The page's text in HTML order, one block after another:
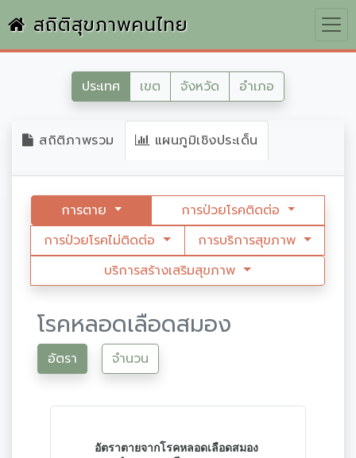
สถิติสุขภาพคนไทย
ประเทศ เขต จังหวัด อำเภอ
สถิติภาพรวม แผนภูมิเชิงประเด็น
การตาย
การป่วยโรคติดต่อ
การป่วยโรคไม่ติดต่อ
การบริการสุขภาพ
บริการสร้างเสริมสุขภาพ
โรคหลอดเลือดสมอง
อัตรา จำนวน